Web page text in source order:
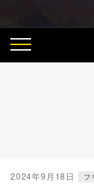
2024年9月18日 フ